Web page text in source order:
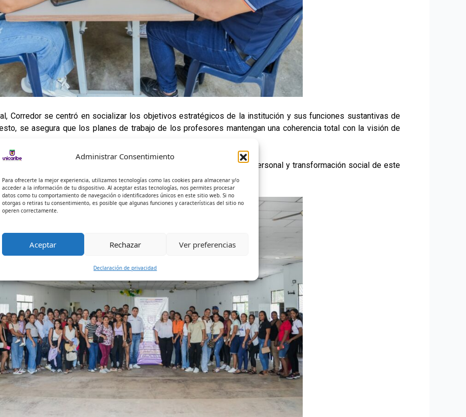
Administrar Consentimiento
Para ofrecerte la mejor experiencia, utilizamos tecnologías como las cookies para almacenar y/o
acceder a la información de tu dispositivo. Al aceptar estas tecnologías, nos permites procesar
datos como tu comportamiento de navegación o identificadores únicos en este sitio web. Si no
otorgas o retiras tu consentimiento, es posible que algunas funciones y características del sitio no
operen correctamente.
Aceptar Rechazar Ver preferencias
Declaración de privacidad
Corredor se centró en socializar los objetivos estratégicos de la institución y sus funciones sustantivas de
se asegura que los planes de trabajo de los profesores mantengan una coherencia total con la visión de
empezó y espera escribir muchas páginas de éxito, superación personal y transformación social de este